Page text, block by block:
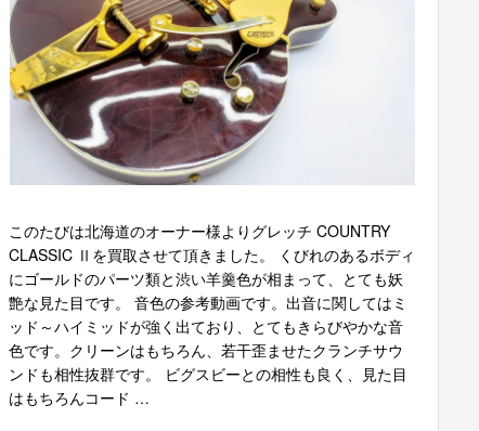
このたびは北海道のオーナー様よりグレッチ COUNTRY
CLASSIC Ⅱを買取させて頂きました。 くびれのあるボディ
にゴールドのパーツ類と渋い羊羹色が相まって、とても妖
艶な見た目です。 音色の参考動画です。出音に関してはミ
ッド～ハイミッドが強く出ており、とてもきらびやかな音
色です。クリーンはもちろん、若干歪ませたクランチサウ
ンドも相性抜群です。 ビグスビーとの相性も良く、見た目
はもちろんコード …